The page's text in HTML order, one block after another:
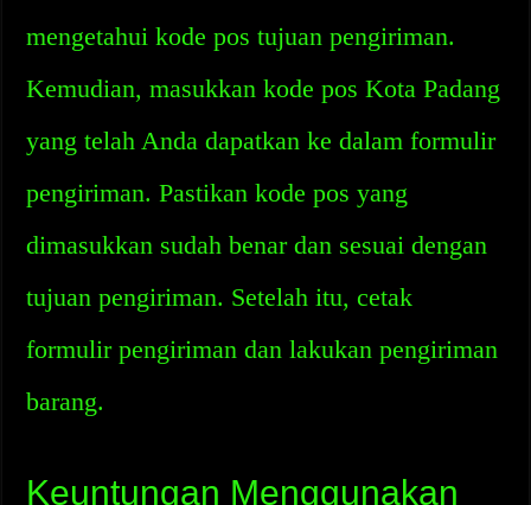
mengetahui kode pos tujuan pengiriman.
Kemudian, masukkan kode pos Kota Padang
yang telah Anda dapatkan ke dalam formulir
pengiriman. Pastikan kode pos yang
dimasukkan sudah benar dan sesuai dengan
tujuan pengiriman. Setelah itu, cetak
formulir pengiriman dan lakukan pengiriman
barang.
Keuntungan Menggunakan